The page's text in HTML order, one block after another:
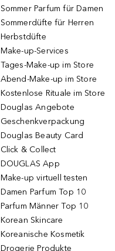
Sommer Parfum für Damen
Sommerdüfte für Herren
Herbstdüfte
Make-up-Services
Tages-Make-up im Store
Abend-Make-up im Store
Kostenlose Rituale im Store
Douglas Angebote
Geschenkverpackung
Douglas Beauty Card
Click & Collect
DOUGLAS App
Make-up virtuell testen
Damen Parfum Top 10
Parfum Männer Top 10
Korean Skincare
Koreanische Kosmetik
Drogerie Produkte